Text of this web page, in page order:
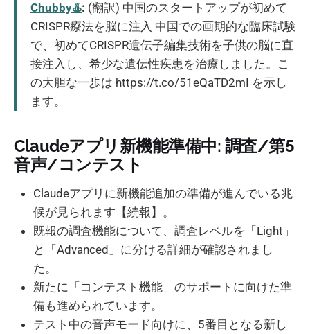
Chubby♨️: (翻訳) 中国のスタートアップが初めて
CRISPR療法を脳に注入 中国での画期的な臨床試験
で、初めてCRISPR遺伝子編集技術を子供の脳に直
接注入し、希少な遺伝性疾患を治療しました。こ
の大胆な一歩は https://t.co/51eQaTD2mI を示し
ます。
Claudeアプリ新機能準備中: 調査/第5
音声/コンテスト
Claudeアプリに新機能追加の準備が進んでいる兆
候が見られます【続報】。
既報の調査機能について、調査レベルを「Light」
と「Advanced」に分ける詳細が確認されまし
た。
新たに「コンテスト機能」のサポートに向けた準
備も進められています。
テスト中の音声モード向けに、5番目となる新し